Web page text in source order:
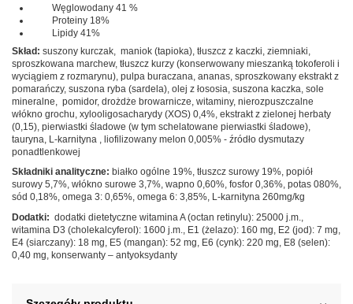
Węglowodany 41 %
Proteiny 18%
Lipidy 41%
Skład: suszony kurczak, maniok (tapioka), tłuszcz z kaczki, ziemniaki,
sproszkowana marchew, tłuszcz kurzy (konserwowany mieszanką tokoferoli i
wyciągiem z rozmarynu), pulpa buraczana, ananas, sproszkowany ekstrakt z
pomarańczy, suszona ryba (sardela), olej z łososia, suszona kaczka, sole
mineralne, pomidor, drożdże browarnicze, witaminy, nierozpuszczalne
włókno grochu, xylooligosacharydy (XOS) 0,4%, ekstrakt z zielonej herbaty
(0,15), pierwiastki śladowe (w tym schelatowane pierwiastki śladowe),
tauryna, L-karnityna , liofilizowany melon 0,005% - źródło dysmutazy
ponadtlenkowej
Składniki analityczne: białko ogólne 19%, tłuszcz surowy 19%, popiół
surowy 5,7%, włókno surowe 3,7%, wapno 0,60%, fosfor 0,36%, potas 080%,
sód 0,18%, omega 3: 0,65%, omega 6: 3,85%, L-karnityna 260mg/kg
Dodatki: dodatki dietetyczne witamina A (octan retinylu): 25000 j.m.,
witamina D3 (cholekalcyferol): 1600 j.m., E1 (żelazo): 160 mg, E2 (jod): 7 mg,
E4 (siarczany): 18 mg, E5 (mangan): 52 mg, E6 (cynk): 220 mg, E8 (selen):
0,40 mg, konserwanty – antyoksydanty